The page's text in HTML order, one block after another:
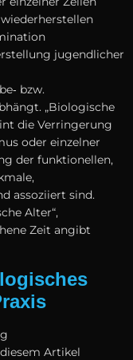
jugendlicher
bzw.
„Biologische
d‬ie Verringerung
o‬der einzelner
d‬er funktionellen,
assoziiert sind.
Alter“,
Z‬eit angibt
Artikel